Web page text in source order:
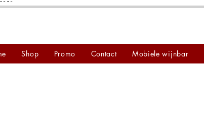
" " " "
Shop Promo Contact Mobiele wijnbar